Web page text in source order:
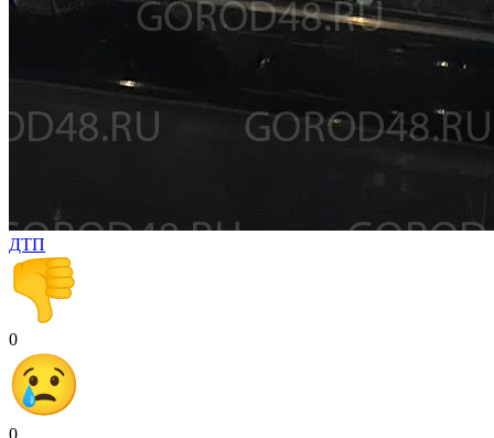
ДТП
0
0